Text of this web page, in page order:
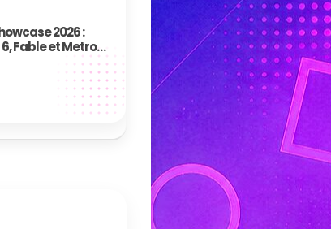
2026 :
Fable et Metro